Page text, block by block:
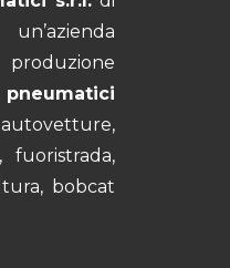
produzione
pneumatici
fuoristrada,
bobcat